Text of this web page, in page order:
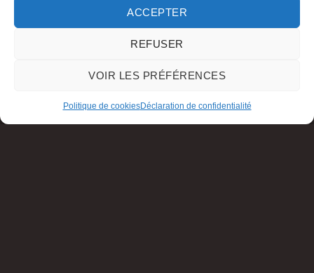
ACCEPTER
REFUSER
VOIR LES PRÉFÉRENCES
Politique de cookiesDéclaration de confidentialité